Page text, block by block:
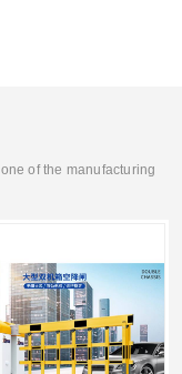
of the manufacturing